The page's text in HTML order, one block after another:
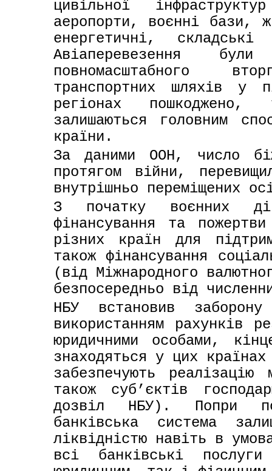
цивільної
аеропорти, воєнні бази,
енергетичні,
Авіаперевезення
повномасштабного
транспортних шляхів у
регіонах пошкоджено,
залишаються головним
країни.
За даними ООН, число
протягом війни,
внутрішньо переміщених
З початку воєнних
фінансування та
різних країн для
також фінансування
(від Міжнародного
безпосередньо від
НБУ встановив
використанням рахунків
юридичними особами,
знаходяться у цих
забезпечують
також суб’єктів
дозвіл НБУ). Попри
банківська система
ліквідністю навіть в
всі банківські